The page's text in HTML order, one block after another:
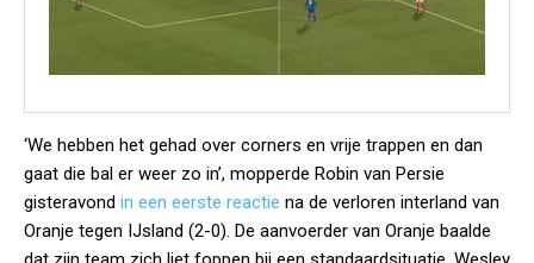
‘We hebben het gehad over corners en vrije trappen en dan
gaat die bal er weer zo in’, mopperde Robin van Persie
gisteravond in een eerste reactie na de verloren interland van
Oranje tegen IJsland (2-0). De aanvoerder van Oranje baalde